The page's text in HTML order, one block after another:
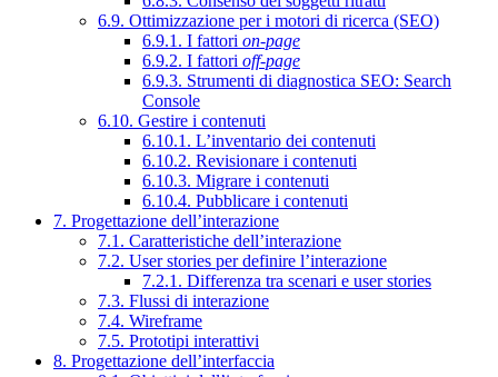
6.9. Ottimizzazione per i motori di ricerca (SEO)
6.9.1. I fattori on-page
6.9.2. I fattori off-page
6.9.3. Strumenti di diagnostica SEO: Search
Console
6.10. Gestire i contenuti
6.10.1. L’inventario dei contenuti
6.10.2. Revisionare i contenuti
6.10.3. Migrare i contenuti
6.10.4. Pubblicare i contenuti
7. Progettazione dell’interazione
7.1. Caratteristiche dell’interazione
7.2. User stories per definire l’interazione
7.2.1. Differenza tra scenari e user stories
7.3. Flussi di interazione
7.4. Wireframe
7.5. Prototipi interattivi
8. Progettazione dell’interfaccia